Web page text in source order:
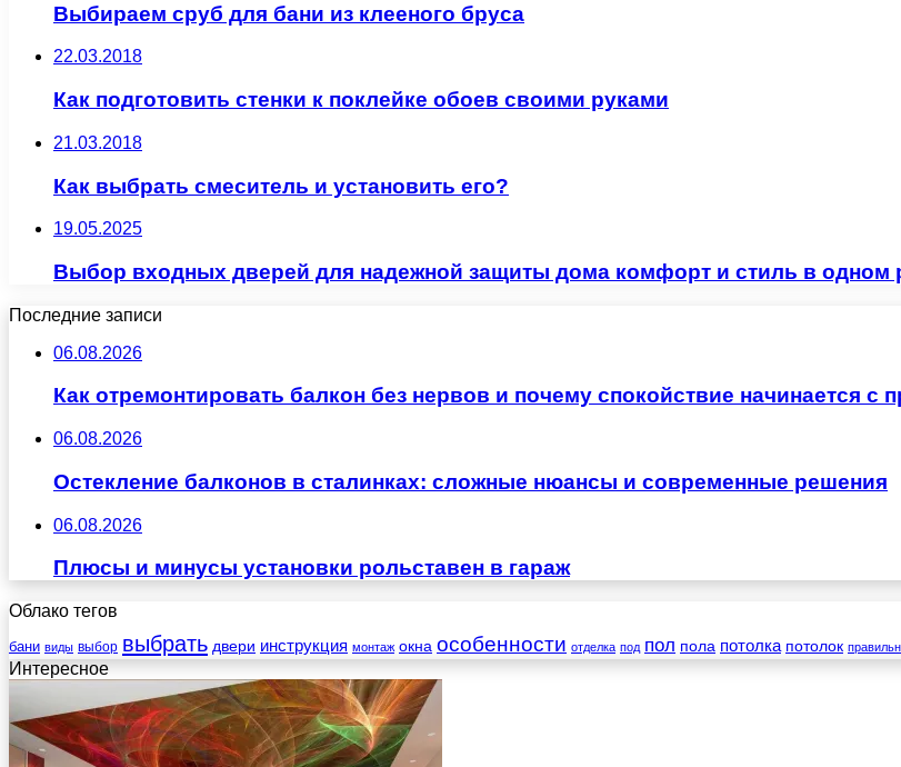
Выбираем сруб для бани из клееного бруса
22.03.2018
Как подготовить стенки к поклейке обоев своими руками
21.03.2018
Как выбрать смеситель и установить его?
19.05.2025
Выбор входных дверей для надежной защиты дома комфорт и стиль в одном
Последние записи
06.08.2026
Как отремонтировать балкон без нервов и почему спокойствие начинается с
06.08.2026
Остекление балконов в сталинках: сложные нюансы и современные решения
06.08.2026
Плюсы и минусы установки рольставен в гараж
Облако тегов
бани виды выбор выбрать двери инструкция монтаж окна особенности отделка под пол пола потолка потолок
Интересное